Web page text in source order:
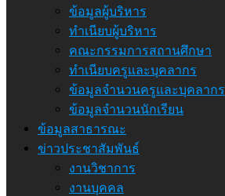
ข้อมูลผู้บริหาร
ทำเนียบผู้บริหาร
คณะกรรมการสถานศึกษา
ทำเนียบครูและบุคลากร
ข้อมูลจำนวนครูและบุคลากร
ข้อมูลจำนวนนักเรียน
ข้อมูลสาธารณะ
ข่าวประชาสัมพันธ์
งานวิชาการ
งานบุคคล